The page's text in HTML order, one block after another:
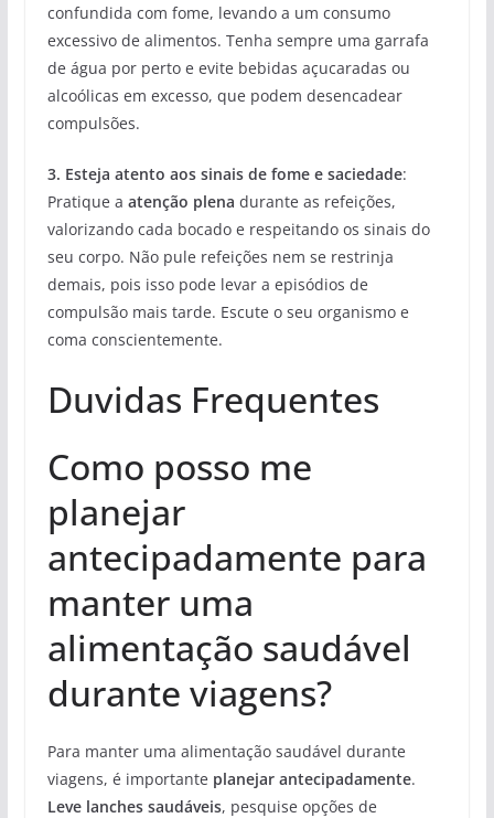
confundida com fome, levando a um consumo
excessivo de alimentos. Tenha sempre uma garrafa
de água por perto e evite bebidas açucaradas ou
alcoólicas em excesso, que podem desencadear
compulsões.
3. Esteja atento aos sinais de fome e saciedade:
Pratique a atenção plena durante as refeições,
valorizando cada bocado e respeitando os sinais do
seu corpo. Não pule refeições nem se restrinja
demais, pois isso pode levar a episódios de
compulsão mais tarde. Escute o seu organismo e
coma conscientemente.
Duvidas Frequentes
Como posso me
planejar
antecipadamente para
manter uma
alimentação saudável
durante viagens?
Para manter uma alimentação saudável durante
viagens, é importante planejar antecipadamente.
Leve lanches saudáveis, pesquise opções de